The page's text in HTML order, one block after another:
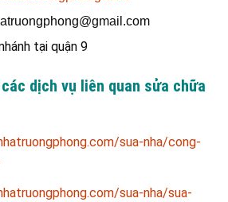
tại quận 9
dịch vụ liên quan sửa chữa
sua-nha/cong-
sua-nha/sua-